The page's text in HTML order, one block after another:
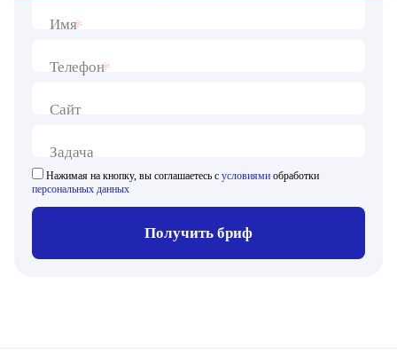
Имя*
Телефон*
Сайт
Задача
Нажимая на кнопку, вы соглашаетесь с условиями обработки
персональных данных
Получить бриф